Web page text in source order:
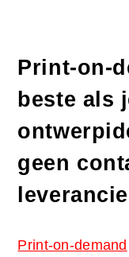
Print-on-
beste als
geen
Print-on-demand